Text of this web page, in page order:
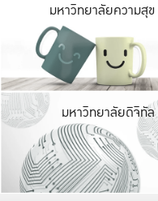
มหาวิทยาลัยความสุข
มหาวิทยาลัยดิจิทัล